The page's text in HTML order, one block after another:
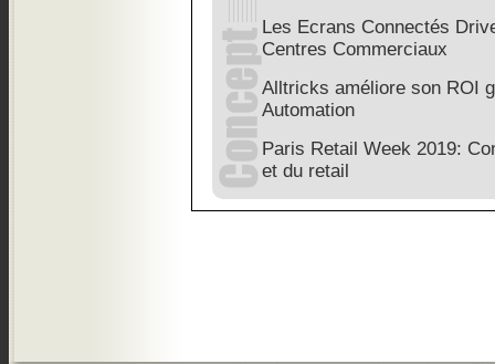
Les Ecrans Connectés
Centres Commerciaux
Alltricks améliore son ROI
Automation
Paris Retail Week 2019:
et du retail